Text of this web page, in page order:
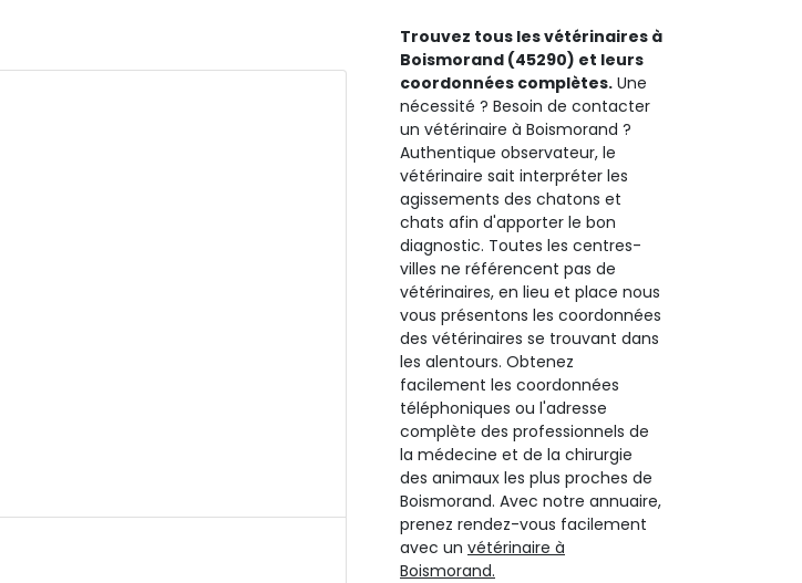
Trouvez tous les vétérinaires à
Boismorand (45290) et leurs
coordonnées complètes. Une
nécessité ? Besoin de contacter
un vétérinaire à Boismorand ?
Authentique observateur, le
vétérinaire sait interpréter les
agissements des chatons et
chats afin d'apporter le bon
diagnostic. Toutes les centres-
villes ne référencent pas de
vétérinaires, en lieu et place nous
vous présentons les coordonnées
des vétérinaires se trouvant dans
les alentours. Obtenez
facilement les coordonnées
téléphoniques ou l'adresse
complète des professionnels de
la médecine et de la chirurgie
des animaux les plus proches de
Boismorand. Avec notre annuaire,
prenez rendez-vous facilement
avec un vétérinaire à
Boismorand.